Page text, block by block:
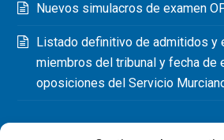
Nuevos simulacros de examen
Listado definitivo de admitidos y
miembros del tribunal y fecha de
oposiciones del Servicio